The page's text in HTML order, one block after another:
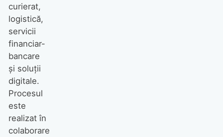
curierat,
logistică,
servicii
financiar-
bancare
și soluții
digitale.
Procesul
este
realizat în
colaborare